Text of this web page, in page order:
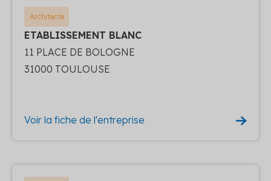
Architecte
ETABLISSEMENT BLANC
11 PLACE DE BOLOGNE
31000 TOULOUSE
Voir la fiche de l'entreprise